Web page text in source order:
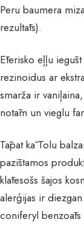
Peru baumera
rezultāts).
Ēterisko eļļu
rezinoidus ar
smarža ir
notām un vieglu
Tāpat kā Tolu
pazīstamos
klātesošs šajos
alerģijas ir
coniferyl